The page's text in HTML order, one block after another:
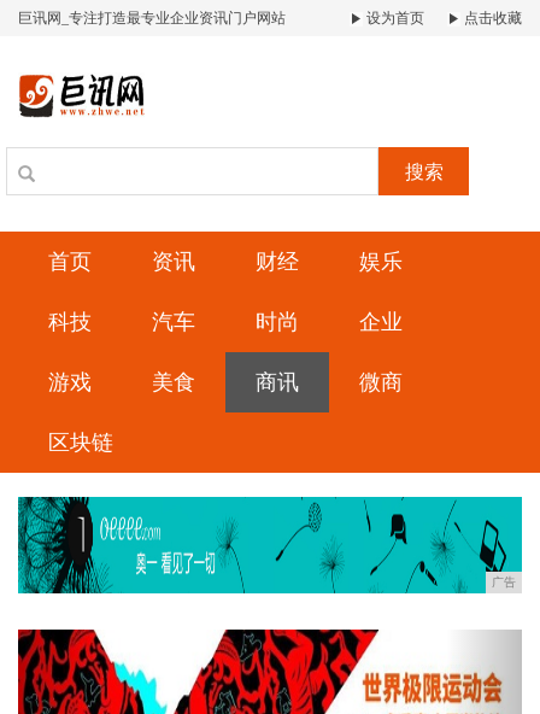
巨讯网_专注打造最专业企业资讯门户网站 设为首页 点击收藏
搜索
首页 资讯 财经 娱乐
科技 汽车 时尚 企业
游戏 美食 商讯 微商
区块链
广告
Previous